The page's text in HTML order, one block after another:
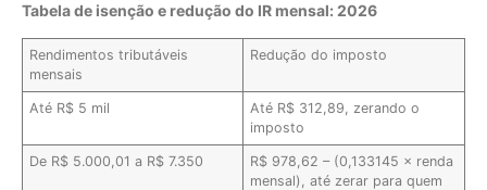
Tabela de isenção e redução do IR mensal: 2026
Rendimentos tributáveis
mensais
Redução do imposto
Até R$ 5 mil
Até R$ 312,89, zerando o
imposto
De R$ 5.000,01 a R$ 7.350
R$ 978,62 – (0,133145 × renda
mensal), até zerar para quem